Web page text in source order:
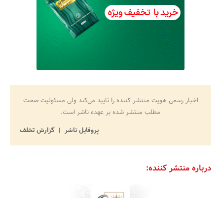
اخبار رسمی هویت منتشر کننده را تایید می‌کند ولی مسئولیت صحت
مطلب منتشر شده بر عهده ناشر است.
پروفایل ناشر
گزارش تخلف
درباره منتشر کننده: